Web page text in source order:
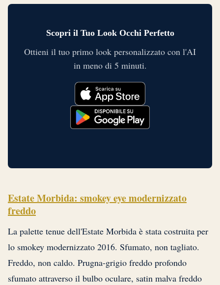
Scopri il Tuo Look Occhi Perfetto
Ottieni il tuo primo look personalizzato con l'AI
in meno di 5 minuti.
Estate Morbida: smokey eye modernizzato
freddo
La palette tenue dell'Estate Morbida è stata costruita per
lo smokey modernizzato 2016. Sfumato, non tagliato.
Freddo, non caldo. Prugna-grigio freddo profondo
sfumato attraverso il bulbo oculare, satin malva freddo